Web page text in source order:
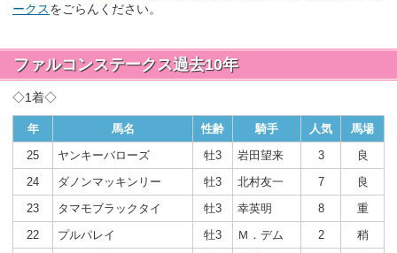
ークスをごらんください。
ファルコンステークス過去10年
◇1着◇
年 馬名 性齢 騎手 人気
馬場
25
ヤンキーバローズ 牡3 岩田望来 3
良
24
ダノンマッキンリー 牡3 北村友一 7
良
23
タマモブラックタイ 牡3 幸英明 8
重
22
プルパレイ 牡3 Ｍ．デム 2
稍